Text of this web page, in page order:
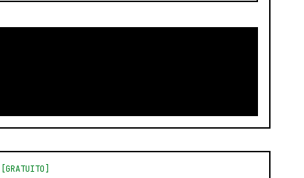
[GRATUITO]